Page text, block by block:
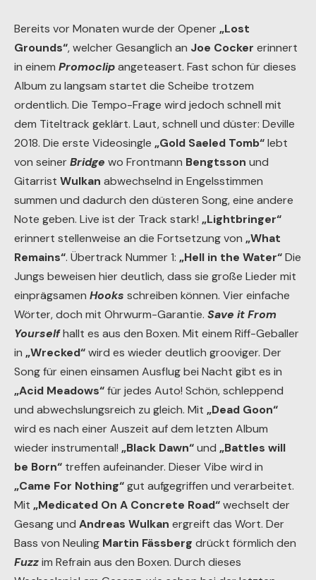
Bereits vor Monaten wurde der Opener „Lost
Grounds“, welcher Gesanglich an Joe Cocker erinnert
in einem Promoclipangeteasert. Fast schon für dieses
Album zu langsam startet die Scheibe trotzem
ordentlich. Die Tempo-Frage wird jedoch schnell mit
dem Titeltrack geklärt. Laut, schnell und düster: Deville
2018. Die erste Videosingle „Gold Saeled Tomb“lebt
von seinerBridge wo Frontmann Bengtsson und
Gitarrist Wulkan abwechselnd in Engelsstimmen
summen und dadurch den düsteren Song, eine andere
Note geben. Live ist der Track stark! „Lightbringer“
erinnert stellenweise an die Fortsetzung von „What
Remains“. Übertrack Nummer 1: „Hell in the Water“Die
Jungs beweisen hier deutlich, dass sie große Lieder mit
einprägsamen Hooks schreiben können. Vier einfache
Wörter, doch mit Ohrwurm-Garantie. Save it From
Yourselfhallt es aus den Boxen. Mit einem Riff-Geballer
in „Wrecked“wird es wieder deutlich grooviger. Der
Song für einen einsamen Ausflug bei Nacht gibt es in
„Acid Meadows“für jedes Auto! Schön, schleppend
und abwechslungsreich zu gleich. Mit „Dead Goon“
wird es nach einer Auszeit auf dem letzten Album
wieder instrumental! „Black Dawn“und „Battles will
be Born“ treffen aufeinander. Dieser Vibe wird in
„Came For Nothing“gut aufgegriffen und verarbeitet.
Mit „Medicated On A Concrete Road“wechselt der
Gesang und Andreas Wulkan ergreift das Wort. Der
Bass von Neuling Martin Fässberg drückt förmlich den
Fuzzim Refrain aus den Boxen. Durch dieses